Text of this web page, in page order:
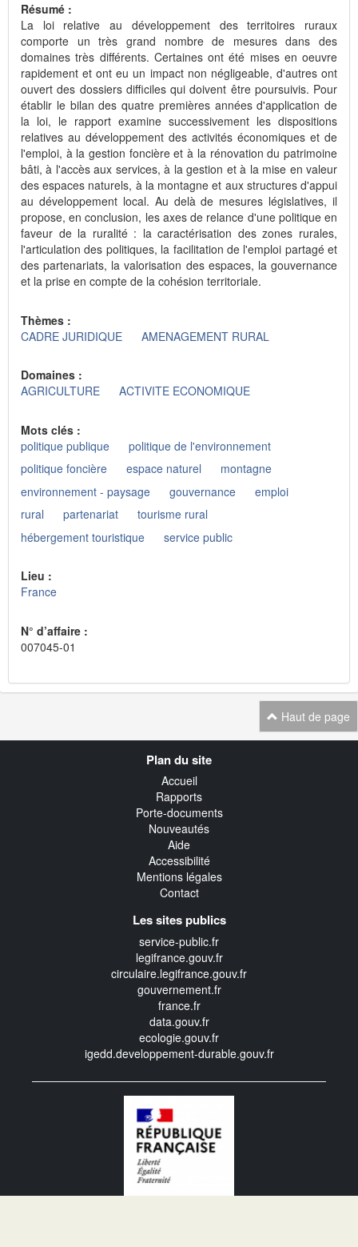
Résumé :
La loi relative au développement des territoires ruraux
comporte un très grand nombre de mesures dans des
domaines très différents. Certaines ont été mises en oeuvre
rapidement et ont eu un impact non négligeable, d'autres ont
ouvert des dossiers difficiles qui doivent être poursuivis. Pour
établir le bilan des quatre premières années d'application de
la loi, le rapport examine successivement les dispositions
relatives au développement des activités économiques et de
l'emploi, à la gestion foncière et à la rénovation du patrimoine
bâti, à l'accès aux services, à la gestion et à la mise en valeur
des espaces naturels, à la montagne et aux structures d'appui
au développement local. Au delà de mesures législatives, il
propose, en conclusion, les axes de relance d'une politique en
faveur de la ruralité : la caractérisation des zones rurales,
l'articulation des politiques, la facilitation de l'emploi partagé et
des partenariats, la valorisation des espaces, la gouvernance
et la prise en compte de la cohésion territoriale.
Thèmes :
CADRE JURIDIQUE
AMENAGEMENT RURAL
Domaines :
AGRICULTURE
ACTIVITE ECONOMIQUE
Mots clés :
politique publique
politique de l'environnement
politique foncière
espace naturel
montagne
environnement - paysage
gouvernance
emploi
rural
partenariat
tourisme rural
hébergement touristique
service public
Lieu :
France
N° d’affaire :
007045-01
Haut de page
Plan du site
Accueil
Rapports
Porte-documents
Nouveautés
Aide
Accessibilité
Mentions légales
Contact
Les sites publics
service-public.fr
legifrance.gouv.fr
circulaire.legifrance.gouv.fr
gouvernement.fr
france.fr
data.gouv.fr
ecologie.gouv.fr
igedd.developpement-durable.gouv.fr